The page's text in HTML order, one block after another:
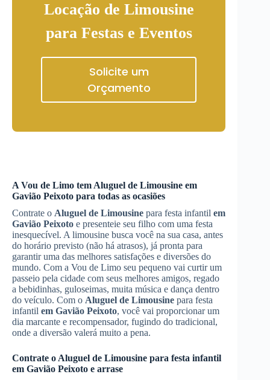
Locação de Limousine
para Festas e Eventos
Solicite um
Orçamento
A Vou de Limo tem Aluguel de Limousine em
Gavião Peixoto para todas as ocasiões
Contrate o Aluguel de Limousine para festa infantil em
Gavião Peixoto e presenteie seu filho com uma festa
inesquecível. A limousine busca você na sua casa, antes
do horário previsto (não há atrasos), já pronta para
garantir uma das melhores satisfações e diversões do
mundo. Com a Vou de Limo seu pequeno vai curtir um
passeio pela cidade com seus melhores amigos, regado
a bebidinhas, guloseimas, muita música e dança dentro
do veículo. Com o Aluguel de Limousine para festa
infantil em Gavião Peixoto, você vai proporcionar um
dia marcante e recompensador, fugindo do tradicional,
onde a diversão valerá muito a pena.
Contrate o Aluguel de Limousine para festa infantil
em Gavião Peixoto e arrase